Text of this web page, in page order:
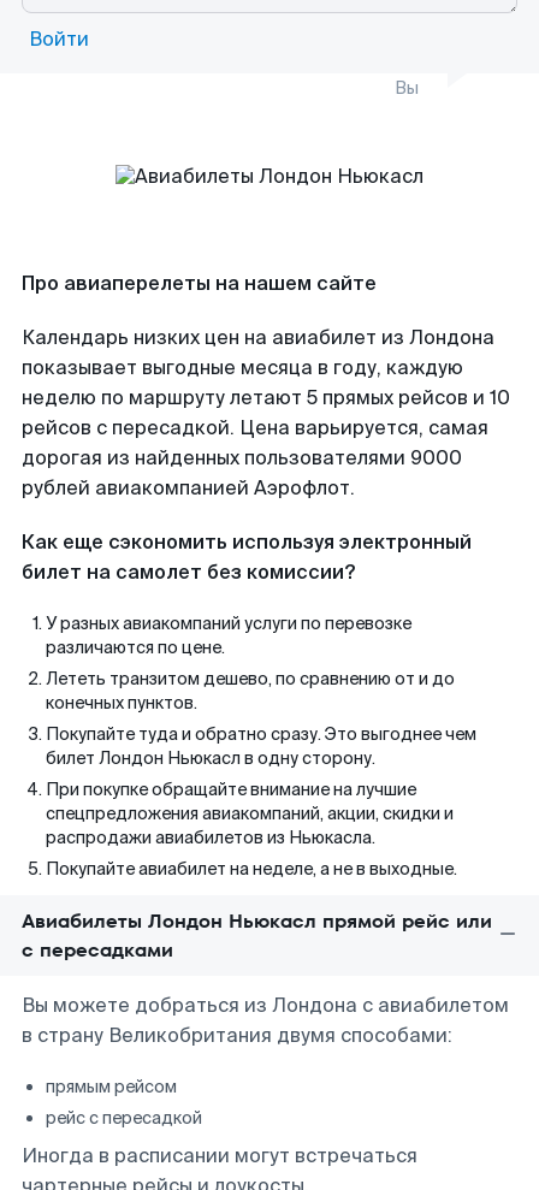
Войти
Вы
Про авиаперелеты на нашем сайте
Календарь низких цен на авиабилет из Лондона
показывает выгодные месяца в году, каждую
неделю по маршруту летают 5 прямых рейсов и 10
рейсов с пересадкой. Цена варьируется, самая
дорогая из найденных пользователями 9000
рублей авиакомпанией Аэрофлот.
Как еще сэкономить используя электронный
билет на самолет без комиссии?
У разных авиакомпаний услуги по перевозке
различаются по цене.
Лететь транзитом дешево, по сравнению от и до
конечных пунктов.
Покупайте туда и обратно сразу. Это выгоднее чем
билет Лондон Ньюкасл в одну сторону.
При покупке обращайте внимание на лучшие
спецпредложения авиакомпаний, акции, скидки и
распродажи авиабилетов из Ньюкасла.
Покупайте авиабилет на неделе, а не в выходные.
Авиабилеты Лондон Ньюкасл прямой рейс или
с пересадками
Вы можете добраться из Лондона с авиабилетом
в страну Великобритания двумя способами:
прямым рейсом
рейс с пересадкой
Иногда в расписании могут встречаться